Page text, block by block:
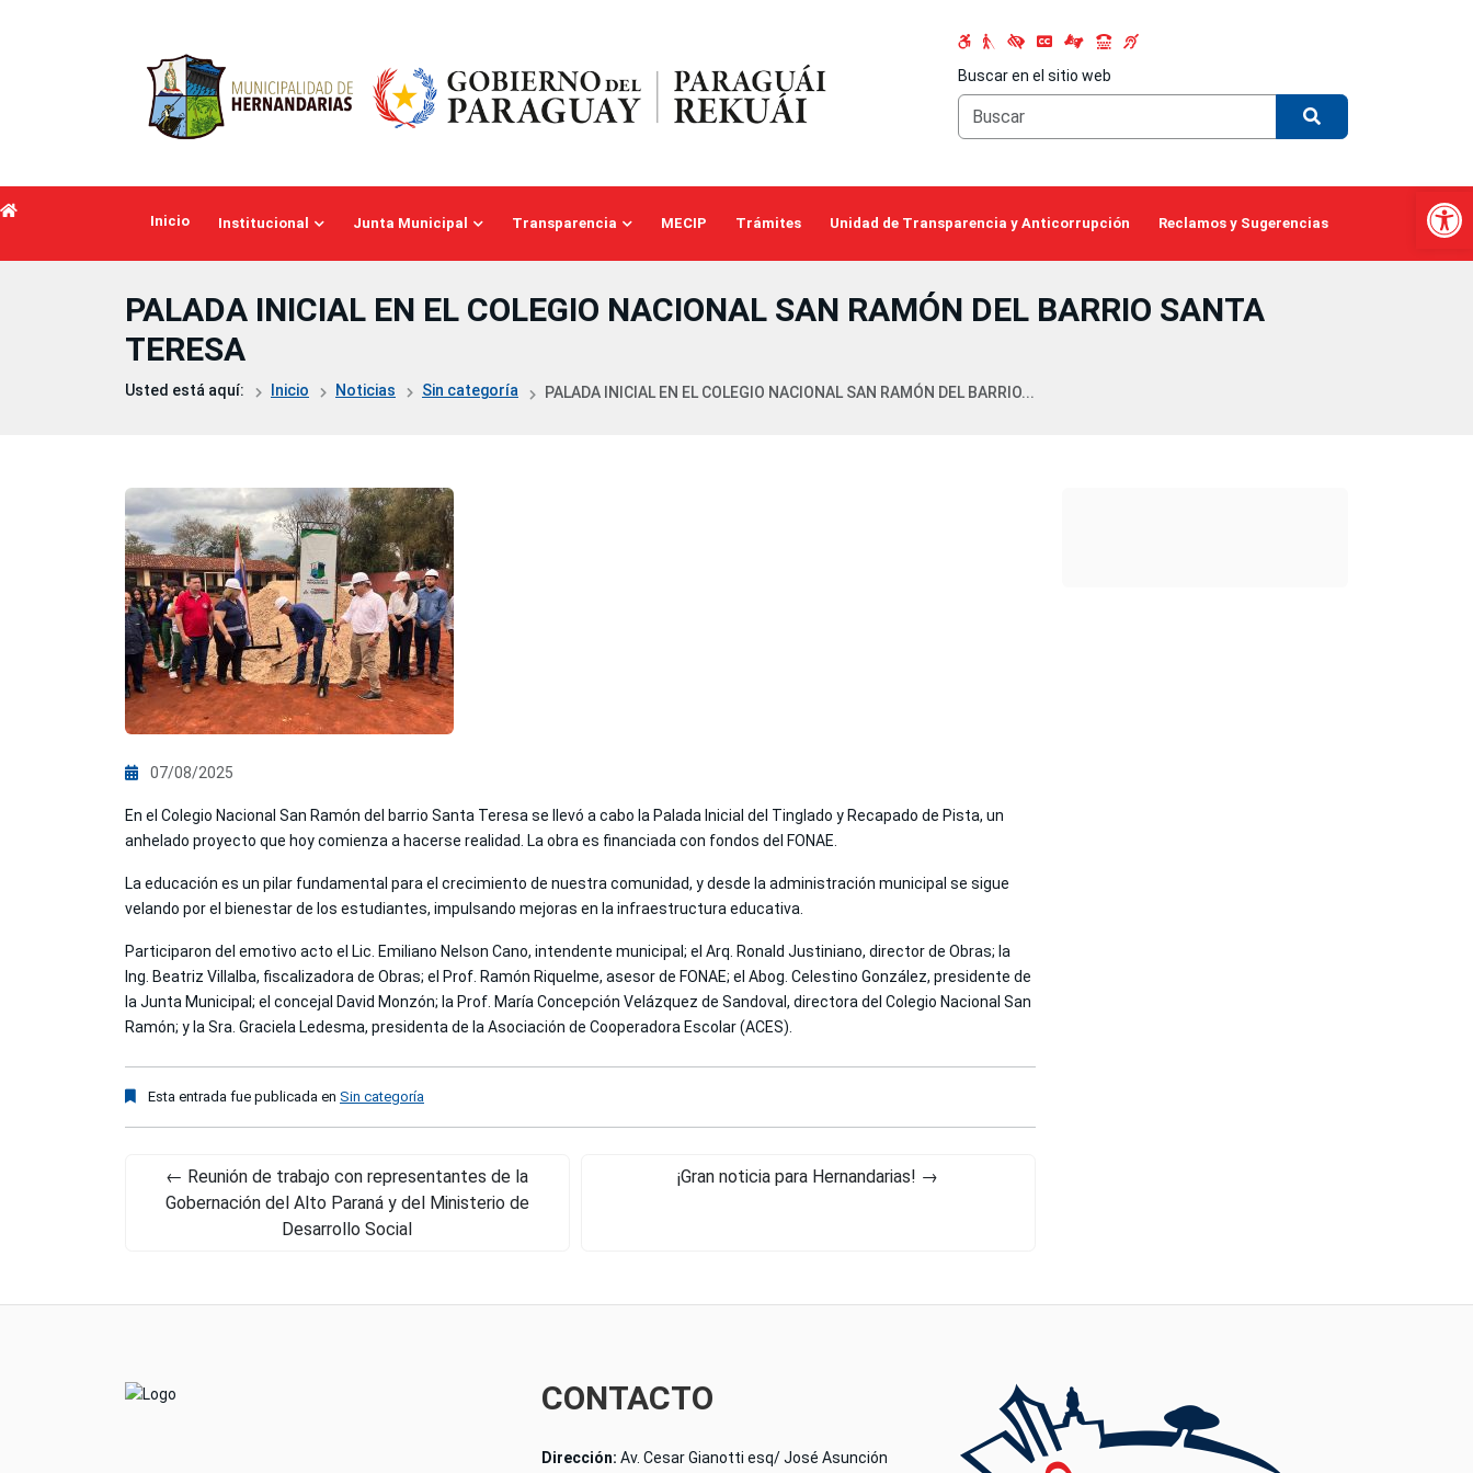
Abrir
Buscar en el sitio web
Inicio Institucional Junta Municipal Transparencia MECIP Trámites Unidad de Transparencia y Anticorrupción Reclamos y Sugerencias
PALADA INICIAL EN EL COLEGIO NACIONAL SAN RAMÓN DEL BARRIO SANTA
TERESA
Usted está aquí: Inicio Noticias Sin categoría PALADA INICIAL EN EL COLEGIO NACIONAL SAN RAMÓN DEL BARRIO...
07/08/2025
En el Colegio Nacional San Ramón del barrio Santa Teresa se llevó a cabo la Palada Inicial del Tinglado y Recapado de Pista, un
anhelado proyecto que hoy comienza a hacerse realidad. La obra es financiada con fondos del FONAE.
La educación es un pilar fundamental para el crecimiento de nuestra comunidad, y desde la administración municipal se sigue
velando por el bienestar de los estudiantes, impulsando mejoras en la infraestructura educativa.
Participaron del emotivo acto el Lic. Emiliano Nelson Cano, intendente municipal; el Arq. Ronald Justiniano, director de Obras; la
Ing. Beatriz Villalba, fiscalizadora de Obras; el Prof. Ramón Riquelme, asesor de FONAE; el Abog. Celestino González, presidente de
la Junta Municipal; el concejal David Monzón; la Prof. María Concepción Velázquez de Sandoval, directora del Colegio Nacional San
Ramón; y la Sra. Graciela Ledesma, presidenta de la Asociación de Cooperadora Escolar (ACES).
Esta entrada fue publicada en Sin categoría
← Reunión de trabajo con representantes de la
Gobernación del Alto Paraná y del Ministerio de
Desarrollo Social
¡Gran noticia para Hernandarias! →
CONTACTO
Dirección: Av. Cesar Gianotti esq/ José Asunción